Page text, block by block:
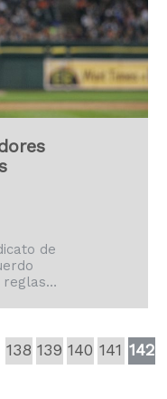
de
reglas
138 139 140 141 142